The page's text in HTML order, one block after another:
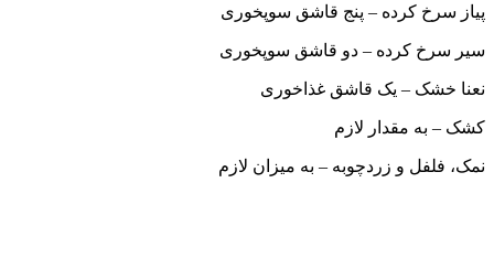
پیاز سرخ کرده – پنج قاشق سوپخوری
سیر سرخ کرده – دو قاشق سوپخوری
نعنا خشک – یک قاشق غذاخوری
کشک – به مقدار لازم
نمک، فلفل و زردچوبه – به میزان لازم